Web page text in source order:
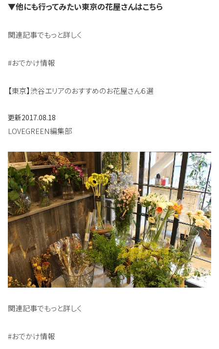
▼他にも行ってみたい東京の花屋さんはこちら
関連記事でもっと詳しく
#おでかけ情報
【東京】渋谷エリアのおすすめのお花屋さん６選
更新2017.08.18
LOVEGREEN編集部
関連記事でもっと詳しく
#おでかけ情報